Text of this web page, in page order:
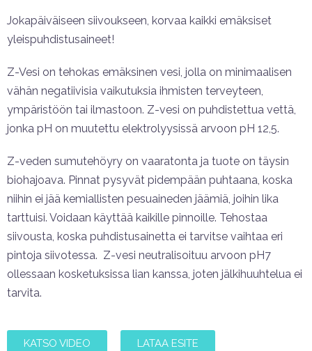
Jokapäiväiseen siivoukseen, korvaa kaikki emäksiset
yleispuhdistusaineet!
Z-Vesi on tehokas emäksinen vesi, jolla on minimaalisen
vähän negatiivisia vaikutuksia ihmisten terveyteen,
ympäristöön tai ilmastoon. Z-vesi on puhdistettua vettä,
jonka pH on muutettu elektrolyysissä arvoon pH 12,5.
Z-veden sumutehöyry on vaaratonta ja tuote on täysin
biohajoava. Pinnat pysyvät pidempään puhtaana, koska
niihin ei jää kemiallisten pesuaineden jäämiä, joihin lika
tarttuisi. Voidaan käyttää kaikille pinnoille. Tehostaa
siivousta, koska puhdistusainetta ei tarvitse vaihtaa eri
pintoja siivotessa. Z-vesi neutralisoituu arvoon pH7
ollessaan kosketuksissa lian kanssa, joten jälkihuuhtelua ei
tarvita.
KATSO VIDEO LATAA ESITE